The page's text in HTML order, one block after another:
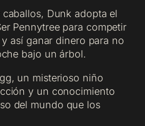
Dunk adopta el
Pennytree para competir
así ganar dinero para no
bajo un árbol.
un misterioso niño
y un conocimiento
del mundo que los